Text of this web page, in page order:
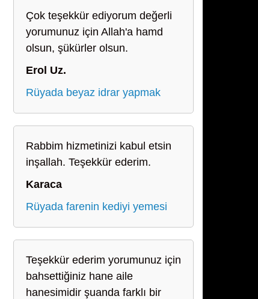
Çok teşekkür ediyorum değerli
yorumunuz için Allah'a hamd
olsun, şükürler olsun.
Erol Uz.
Rüyada beyaz idrar yapmak
Rabbim hizmetinizi kabul etsin
inşallah. Teşekkür ederim.
Karaca
Rüyada farenin kediyi yemesi
Teşekkür ederim yorumunuz için
bahsettiğiniz hane aile
hanesimidir şuanda farklı bir